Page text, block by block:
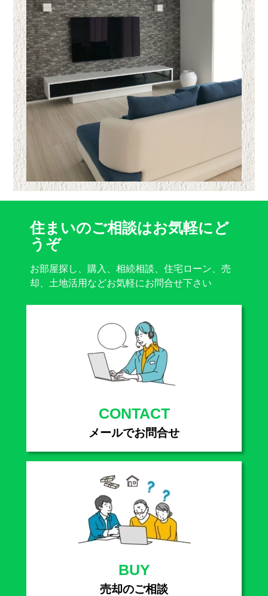
住まいのご相談はお気軽にど
うぞ
お部屋探し、購入、相続相談、住宅ローン、売
却、土地活用などお気軽にお問合せ下さい
CONTACT
メールでお問合せ
BUY
売却のご相談